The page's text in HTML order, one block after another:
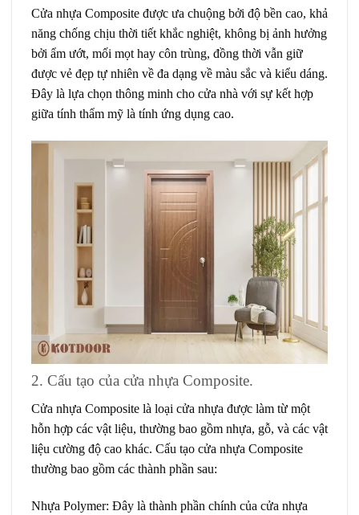
Cửa nhựa Composite được ưa chuộng bởi độ bền cao, khả
năng chống chịu thời tiết khắc nghiệt, không bị ảnh hưởng
bởi ẩm ướt, mối mọt hay côn trùng, đồng thời vẫn giữ
được vẻ đẹp tự nhiên về đa dạng về màu sắc và kiểu dáng.
Đây là lựa chọn thông minh cho cửa nhà với sự kết hợp
giữa tính thẩm mỹ là tính ứng dụng cao.
2. Cấu tạo của cửa nhựa Composite.
Cửa nhựa Composite là loại cửa nhựa được làm từ một
hỗn hợp các vật liệu, thường bao gồm nhựa, gỗ, và các vật
liệu cường độ cao khác. Cấu tạo cửa nhựa Composite
thường bao gồm các thành phần sau:
Nhựa Polymer: Đây là thành phần chính của cửa nhựa